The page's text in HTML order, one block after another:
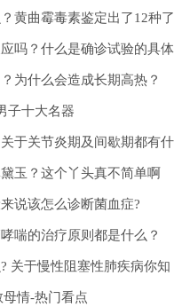
黄曲霉毒素鉴定出了12种了
吗？什么是确诊试验的具体
为什么会造成长期高热？
子十大名器
于关节炎期及间歇期都有什
玉？这个丫头真不简单啊
说该怎么诊断菌血症?
喘的治疗原则都是什么？
关于慢性阻塞性肺疾病你知
情-热门看点